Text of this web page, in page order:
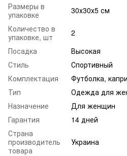
Размеры в
упаковке
30х30х5 см
Количество в
упаковке, шт
2
Посадка
Высокая
Стиль
Спортивный
Комплектация
Футболка, капри
Тип
Одежда для
Назначение
Для женщин
Гарантия
14 дней
Страна
производитель
товара
Украина